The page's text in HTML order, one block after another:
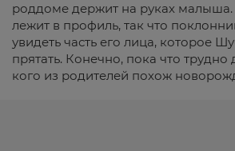
роддоме держит на руках
лежит в профиль, так что
увидеть часть его лица, которое
прятать. Конечно, пока что трудно
кого из родителей похож